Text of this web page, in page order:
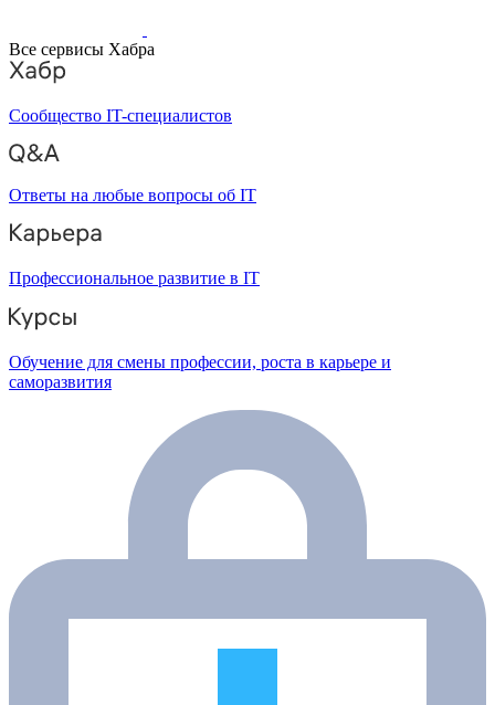
Все сервисы Хабра
Сообщество IT-специалистов
Ответы на любые вопросы об IT
Профессиональное развитие в IT
Обучение для смены профессии, роста в карьере и
саморазвития